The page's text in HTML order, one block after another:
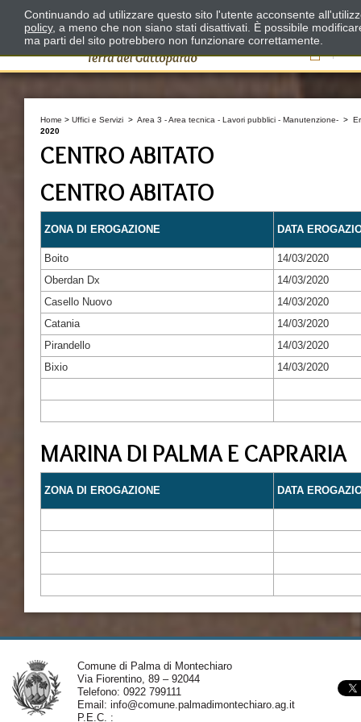
Il
Home > Uffici e Servizi > Area 3 - Area tecnica - Lavori pubblici - Manutenzione- >
2020
CENTRO ABITATO
CENTRO ABITATO
ZONA DI EROGAZIONE DATA
Boito
14/03/2020
Oberdan Dx
14/03/2020
Casello Nuovo
14/03/2020
Catania
14/03/2020
Pirandello
14/03/2020
Bixio
14/03/2020
MARINA DI PALMA E CAPRARIA
ZONA DI EROGAZIONE DATA
Comune di Palma di Montechiaro
Via Fiorentino, 89 – 92044
Telefono: 0922 799111
Email: info@comune.palmadimontechiaro.ag.it
P.E.C. :
Continuando ad utilizzare questo sito l'utente acconsente
policy, a meno che non siano stati disattivati. È possibile
ma parti del sito potrebbero non funzionare correttamente.